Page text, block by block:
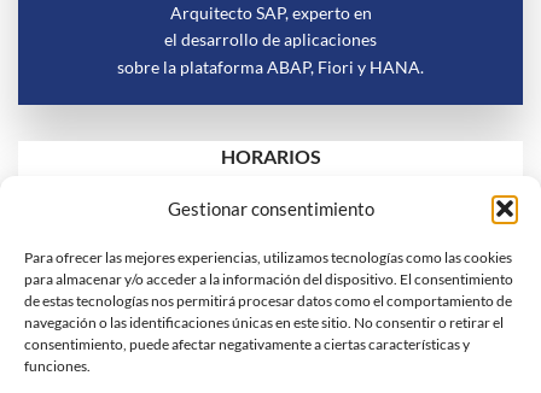
Gestionar consentimiento
Para ofrecer las mejores experiencias, utilizamos tecnologías como las cookies
para almacenar y/o acceder a la información del dispositivo. El consentimiento
de estas tecnologías nos permitirá procesar datos como el comportamiento de
navegación o las identificaciones únicas en este sitio. No consentir o retirar el
consentimiento, puede afectar negativamente a ciertas características y
funciones.
Arquitecto SAP, experto en
el desarrollo de aplicaciones
sobre la plataforma ABAP, Fiori y HANA.
HORARIOS